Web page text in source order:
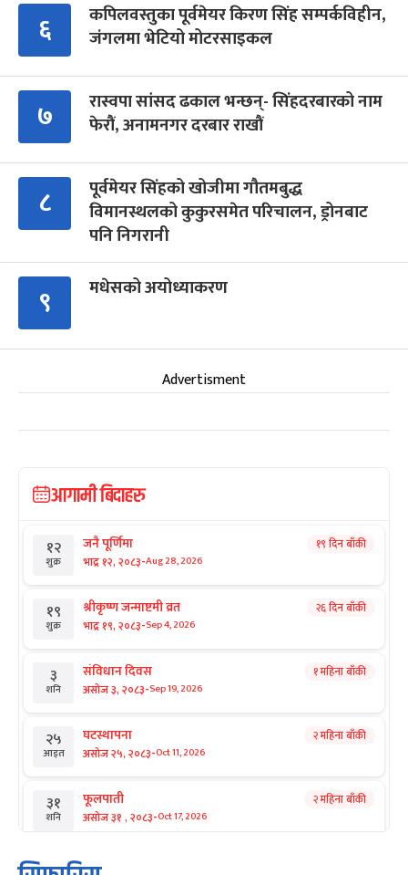
६
कपिलवस्तुका पूर्वमेयर किरण सिंह सम्पर्कविहीन,
जंगलमा भेटियो मोटरसाइकल
७
रास्वपा सांसद ढकाल भन्छन्- सिंहदरबारको नाम
फेरौं, अनामनगर दरबार राखौं
८
पूर्वमेयर सिंहको खोजीमा गौतमबुद्ध
विमानस्थलको कुकुरसमेत परिचालन, ड्रोनबाट
पनि निगरानी
९ मधेसको अयोध्याकरण
Advertisment
आगामी बिदाहरु
१२
शुक्र
जनै पूर्णिमा
भाद्र १२, २०८३-Aug 28, 2026
१९ दिन बाँकी
१९
शुक्र
श्रीकृष्ण जन्माष्टमी व्रत
भाद्र १९, २०८३-Sep 4, 2026
२६ दिन बाँकी
३
शनि
संविधान दिवस
असोज ३, २०८३-Sep 19, 2026
१ महिना बाँकी
२५
आइत
घटस्थापना
असोज २५, २०८३-Oct 11, 2026
२ महिना बाँकी
३१
शनि
फूलपाती
असोज ३१ , २०८३-Oct 17, 2026
२ महिना बाँकी
१ कार्तिक सङ्क्रान्ति